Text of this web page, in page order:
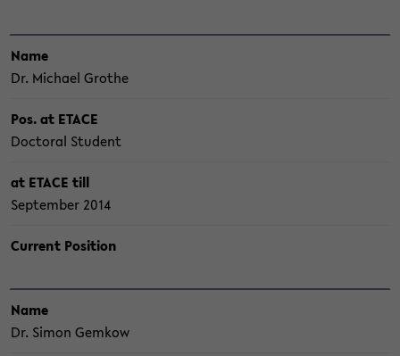
Name
Dr. Mi­cha­el Gro­the
Pos. at ETACE
Doc­to­ral Stu­dent
at ETACE till
Sep­tem­ber 2014
Cur­rent Po­si­ti­on
Name
Dr. Simon Gem­kow